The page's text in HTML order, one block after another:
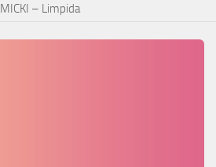
MICKI – Limpida